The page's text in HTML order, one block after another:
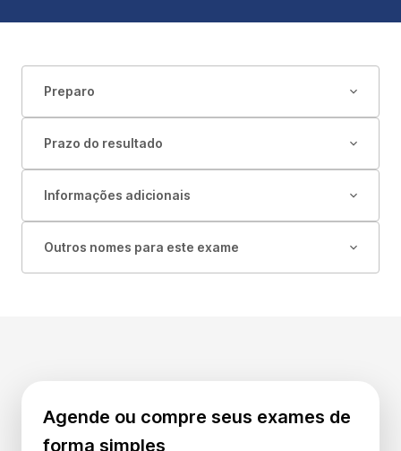
Preparo
Prazo do resultado
Informações adicionais
Outros nomes para este exame
Agende ou compre seus exames de
forma simples